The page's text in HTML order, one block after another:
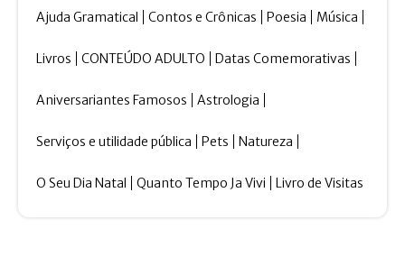
Ajuda Gramatical Contos e Crônicas Poesia Música
Livros CONTEÚDO ADULTO Datas Comemorativas
Aniversariantes Famosos Astrologia
Serviços e utilidade pública Pets Natureza
O Seu Dia Natal Quanto Tempo Ja Vivi Livro de Visitas